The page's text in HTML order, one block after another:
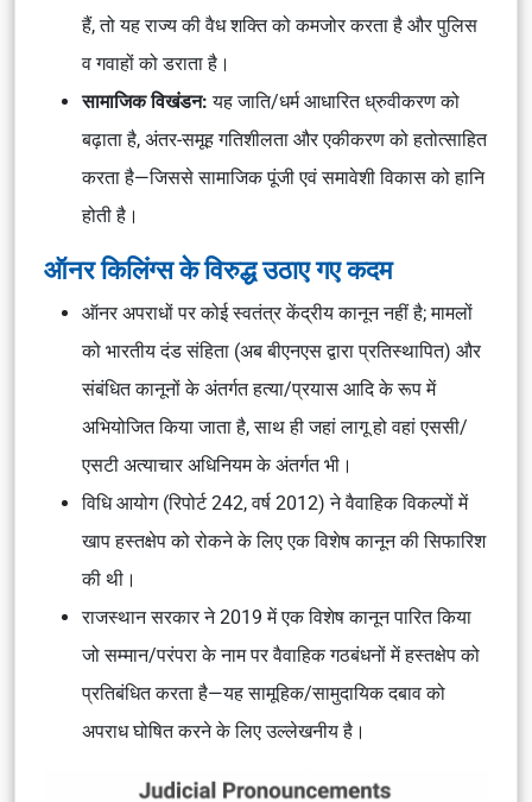
हैं, तो यह राज्य की वैध शक्ति को कमजोर करता है और पुलिस
व गवाहों को डराता है।
सामाजिक विखंडन: यह जाति/धर्म आधारित ध्रुवीकरण को
बढ़ाता है, अंतर-समूह गतिशीलता और एकीकरण को हतोत्साहित
करता है—जिससे सामाजिक पूंजी एवं समावेशी विकास को हानि
होती है।
ऑनर किलिंग्स के विरुद्ध उठाए गए कदम
ऑनर अपराधों पर कोई स्वतंत्र केंद्रीय कानून नहीं है; मामलों
को भारतीय दंड संहिता (अब बीएनएस द्वारा प्रतिस्थापित) और
संबंधित कानूनों के अंतर्गत हत्या/प्रयास आदि के रूप में
अभियोजित किया जाता है, साथ ही जहां लागू हो वहां एससी/
एसटी अत्याचार अधिनियम के अंतर्गत भी।
विधि आयोग (रिपोर्ट 242, वर्ष 2012) ने वैवाहिक विकल्पों में
खाप हस्तक्षेप को रोकने के लिए एक विशेष कानून की सिफारिश
की थी।
राजस्थान सरकार ने 2019 में एक विशेष कानून पारित किया
जो सम्मान/परंपरा के नाम पर वैवाहिक गठबंधनों में हस्तक्षेप को
प्रतिबंधित करता है—यह सामूहिक/सामुदायिक दबाव को
अपराध घोषित करने के लिए उल्लेखनीय है।